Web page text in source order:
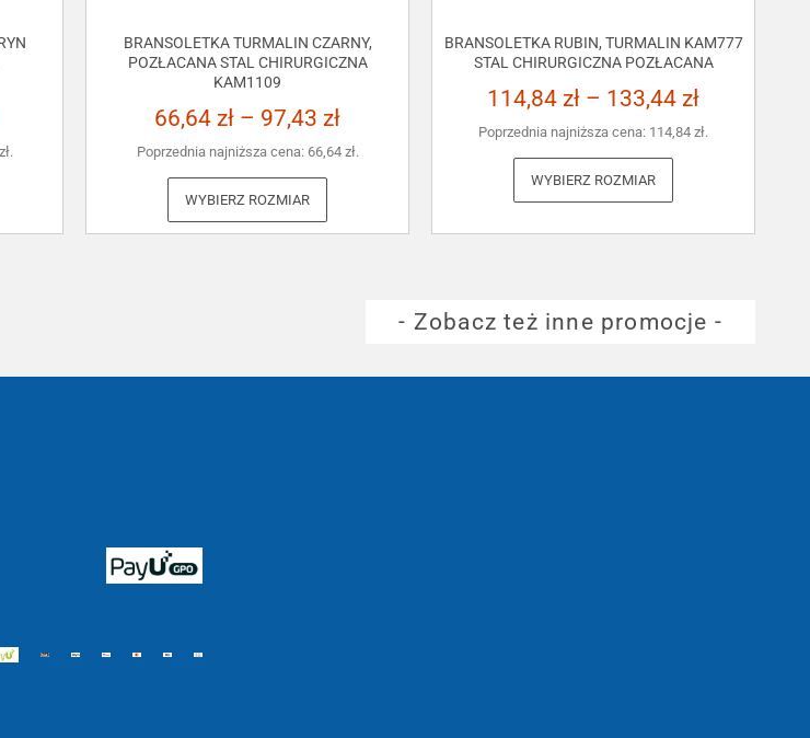
zł.
BRANSOLETKA TURMALIN CZARNY,
POZŁACANA STAL CHIRURGICZNA
KAM1109
66,64 zł – 97,43 zł
Poprzednia najniższa cena: 66,64 zł.
WYBIERZ ROZMIAR
BRANSOLETKA RUBIN, TURMALIN KAM777
STAL CHIRURGICZNA POZŁACANA
114,84 zł – 133,44 zł
Poprzednia najniższa cena: 114,84 zł.
WYBIERZ ROZMIAR
- Zobacz też inne promocje -